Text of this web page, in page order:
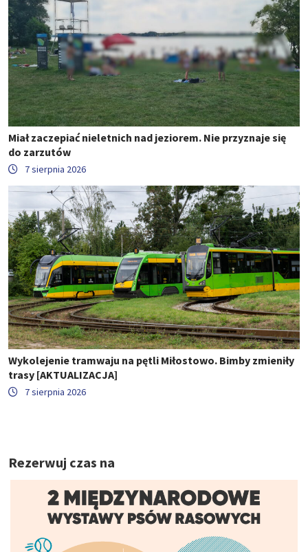
Miał zaczepiać nieletnich nad jeziorem. Nie przyznaje się
do zarzutów
7 sierpnia 2026
Wykolejenie tramwaju na pętli Miłostowo. Bimby zmieniły
trasy [AKTUALIZACJA]
7 sierpnia 2026
Rezerwuj czas na